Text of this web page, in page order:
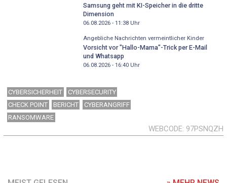
Samsung geht mit KI-Speicher in die dritte
Dimension
06.08.2026 - 11:38Uhr
Angebliche Nachrichten vermeintlicher Kinder
Vorsicht vor "Hallo-Mama"-Trick per E-Mail
und Whatsapp
06.08.2026 - 16:40Uhr
CYBERSICHERHEIT
CYBERSECURITY
CHECK POINT
BERICHT
CYBERANGRIFF
RANSOMWARE
WEBCODE 97PSNQZH